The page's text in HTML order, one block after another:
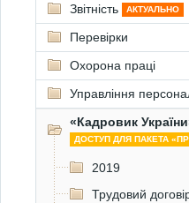
Звітність
АКТУАЛЬНО
Перевірки
Охорона праці
Управління
«Кадровик
ДОСТУП ДЛЯ ПАКЕТА
2019
Трудовий